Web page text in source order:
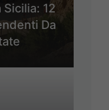
12
Da